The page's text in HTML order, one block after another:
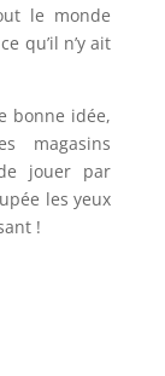
le monde
qu’il n’y ait
bonne idée,
magasins
jouer par
les yeux
!